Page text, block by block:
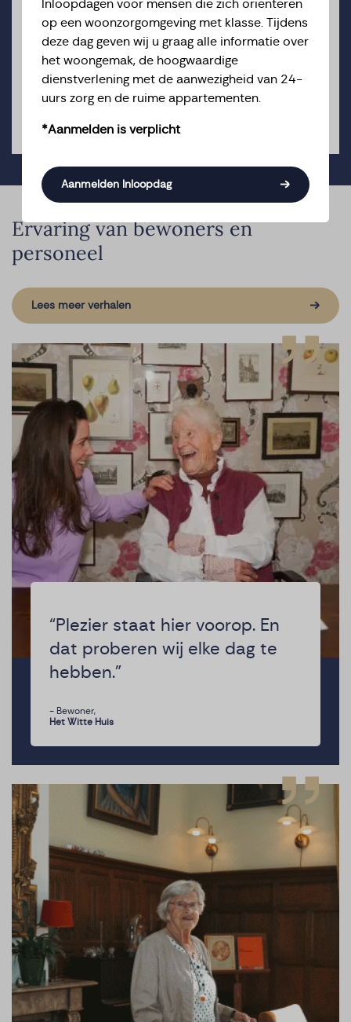
denken met u mee over een passende locatie
voor luxe ouderenzorg, adviseren u over
praktische zaken en staan altijd voor u klaar als u
vragen heeft.
Ervaring van bewoners en
personeel
Lees meer verhalen
“Plezier staat hier voorop. En
dat proberen wij elke dag te
hebben.”
- Bewoner,
Het Witte Huis
Inloopdagen voor mensen die zich oriënteren
op een woonzorgomgeving met klasse. Tijdens
deze dag geven wij u graag alle informatie over
het woongemak, de hoogwaardige
dienstverlening met de aanwezigheid van 24-
uurs zorg en de ruime appartementen.
*Aanmelden is verplicht
Aanmelden Inloopdag